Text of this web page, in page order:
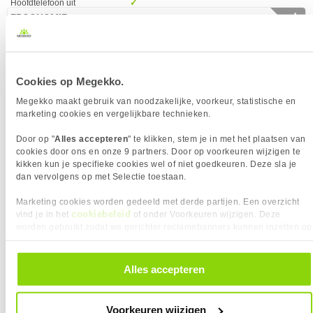
Cookies op Megekko.
Megekko maakt gebruik van noodzakelijke, voorkeur, statistische en
marketing cookies en vergelijkbare technieken.
Door op "Alles accepteren" te klikken, stem je in met het plaatsen van
cookies door ons en onze 9 partners. Door op voorkeuren wijzigen te
kikken kun je specifieke cookies wel of niet goedkeuren. Deze sla je
dan vervolgens op met Selectie toestaan.
Marketing cookies worden gedeeld met derde partijen. Een overzicht
vind je in het cookiebeleid of onder Voorkeuren wijzigen. Deze
alle cookies. Je kunt je gegeven toestemming altijd intrekken, dit doe je
door in de footer van onze website te klikken op ‘Cookievoorkeuren’
Alles accepteren
Voorkeuren wijzigen
Hoofdtelefoon uit ✓︎
ERGONOMIE
Eigenschap
Bereik kantelhoek
Bevestigingsmogelijkheid
✓︎
On Screen Display (OSD)
centimeters
VESA montage afmetingen 100 x 100
ENERGIE
AC-ingangsspanning
100 - 240 V
D
Energieverbruik (HDR) per
22 kWu
54,95
✛
0 artikelen geselecteerd
✚